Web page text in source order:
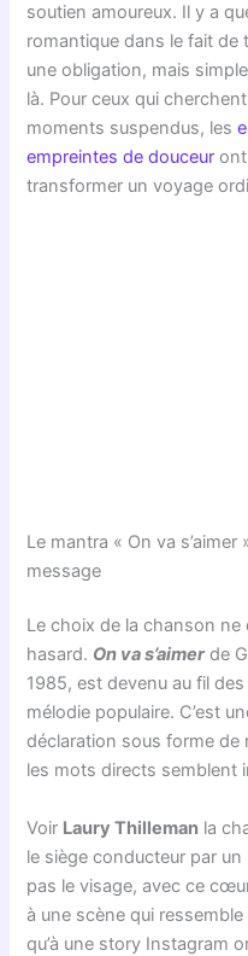
soutien amoureux. Il y a
romantique dans le fait de
une obligation, mais
là. Pour ceux qui
moments suspendus, les
empreintes de douceur
transformer un voyage
Le mantra « On va s’aimer
message
Le choix de la chanson
hasard. On va s’aimerde
1985, est devenu au fil
mélodie populaire. C’est
déclaration sous forme de
les mots directs semblent
Voir Laury Thilleman la
le siège conducteur par
pas le visage, avec ce
à une scène qui
qu’à une story Instagram